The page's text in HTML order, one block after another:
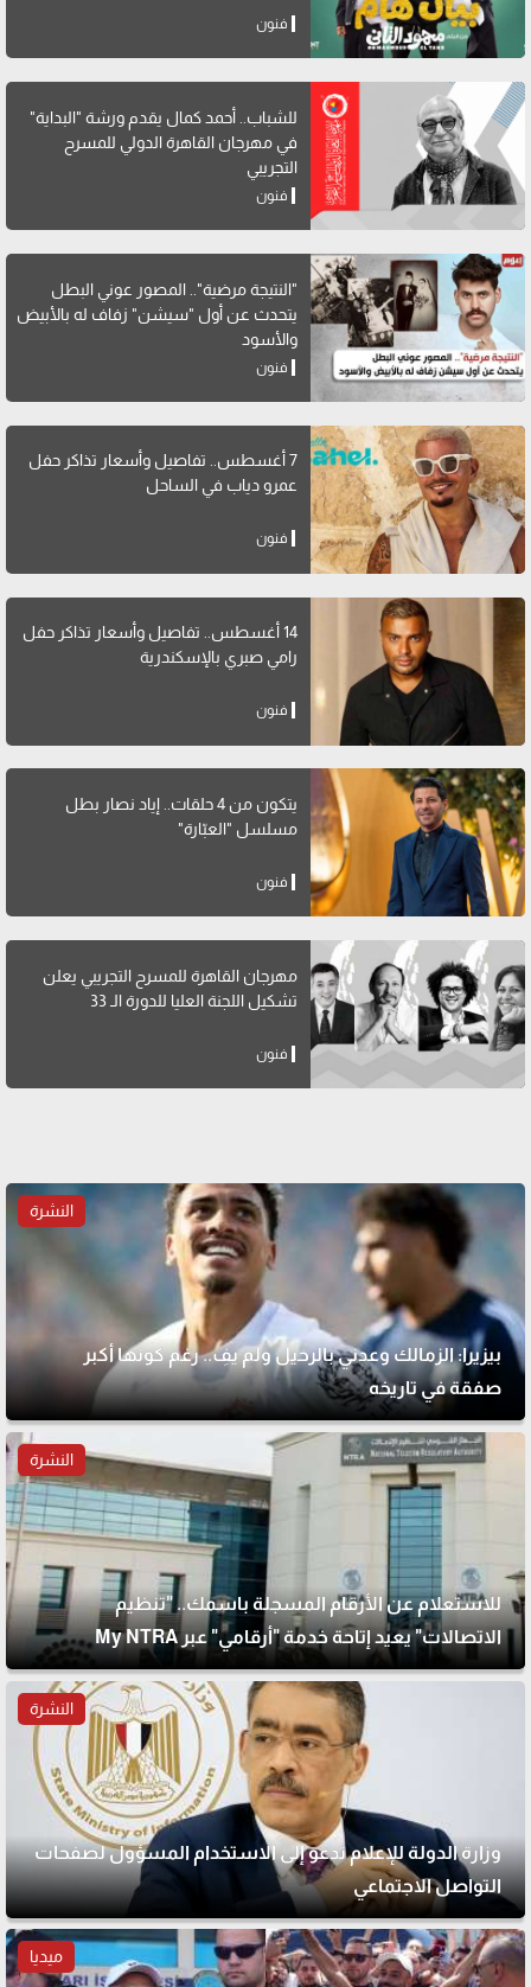
فنون
للشباب.. أحمد كمال يقدم ورشة "البداية"
في مهرجان القاهرة الدولي للمسرح
التجريبي
فنون
"النتيجة مرضية".. المصور عوني البطل
يتحدث عن أول "سيشن" زفاف له بالأبيض
والأسود
فنون
7 أغسطس.. تفاصيل وأسعار تذاكر حفل
عمرو دياب في الساحل
فنون
14 أغسطس.. تفاصيل وأسعار تذاكر حفل
رامي صبري بالإسكندرية
فنون
يتكون من 4 حلقات.. إياد نصار بطل
مسلسل "العبّارة"
فنون
مهرجان القاهرة للمسرح التجريبي يعلن
تشكيل اللجنة العليا للدورة الـ 33
فنون
النشرة
بيزيرا: الزمالك وعدني بالرحيل ولم يفِ.. رغم كونها أكبر
صفقة في تاريخه
النشرة
للاستعلام عن الأرقام المسجلة باسمك.. "تنظيم
الاتصالات" يعيد إتاحة خدمة "أرقامي" عبر My NTRA
النشرة
وزارة الدولة للإعلام تدعو إلى الاستخدام المسؤول لصفحات
التواصل الاجتماعي
ميديا